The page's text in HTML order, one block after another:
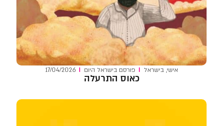
אישי,בישראל פורסם בישראל היום 17/04/2026
כאוס התרעלה